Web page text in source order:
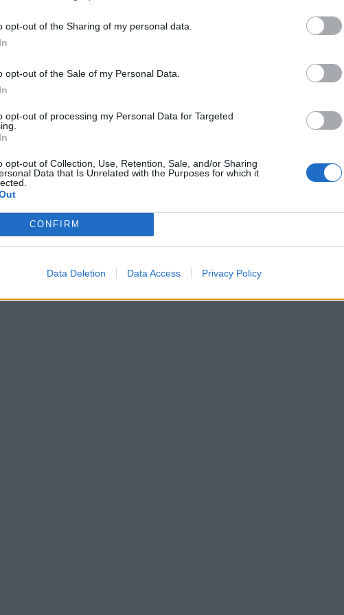
opt-out of the Sharing of my personal data.
opt-out of the Sale of my Personal Data.
opt-out of processing my Personal Data for Targeted
opt-out of Collection, Use, Retention, Sale, and/or Sharing
Data that Is Unrelated with the Purposes for which it
CONFIRM
Data Deletion Data Access Privacy Policy
Oder vllt ein neuer den ich halt noch nicht am Eis gesehen habe, nur
27verfasst.
Verteidiger sind wir doch voll. Hier wurde doch schonmal im Forum
27verfasst.
nicht stark aber meiner meinung nach besser als ein elsner. Klar ein
nicht stark er stand halt oft am richtigen ort. Bin gespannt so einen wie
einen zusammenfährt 😁